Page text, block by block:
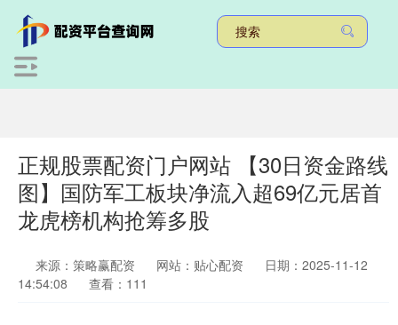
正规股票配资门户网站 【30日资金路线
图】国防军工板块净流入超69亿元居首
龙虎榜机构抢筹多股
来源：策略赢配资 网站：贴心配资
日期：2025-11-12
14:54:08
查看：111